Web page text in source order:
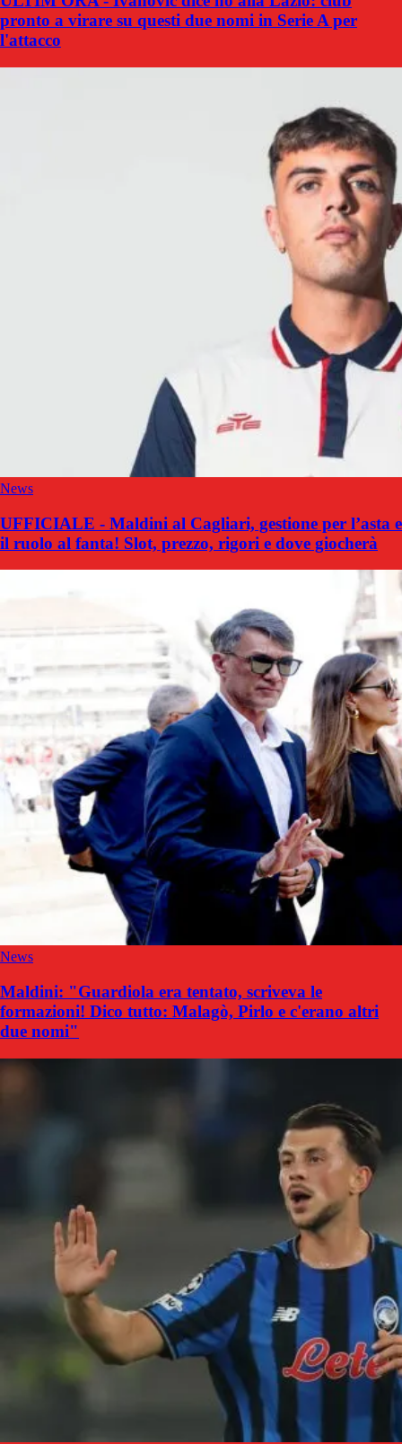
pronto a virare su questi due nomi in Serie A per
l'attacco
News
UFFICIALE - Maldini al Cagliari, gestione per l’asta e
il ruolo al fanta! Slot, prezzo, rigori e dove giocherà
News
Maldini: "Guardiola era tentato, scriveva le
formazioni! Dico tutto: Malagò, Pirlo e c'erano altri
due nomi"